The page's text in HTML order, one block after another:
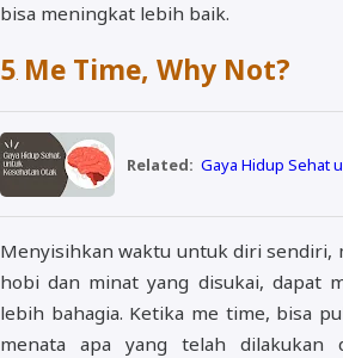
bisa meningkat lebih baik.
5. Me Time, Why Not?
Related: Gaya Hidup Sehat
Menyisihkan waktu untuk diri sendiri,
hobi dan minat yang disukai, dapat
lebih bahagia. Ketika me time, bisa
menata apa yang telah dilakukan